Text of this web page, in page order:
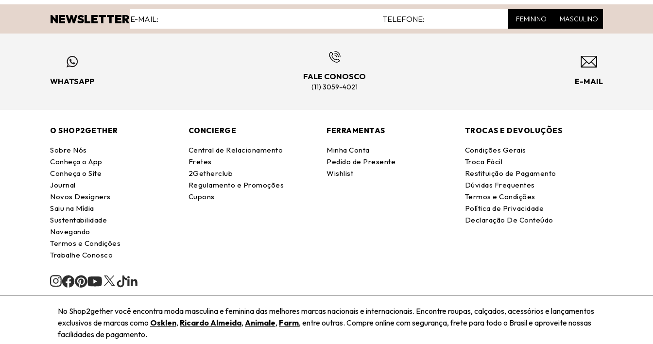
NEWSLETTER FEMININO MASCULINO
WHATSAPP
FALE CONOSCO
(11) 3059-4021
E-MAIL
O SHOP2GETHER
Sobre Nós
Conheça o App
Conheça o Site
Journal
Novos Designers
Saiu na Mídia
Sustentabilidade
Navegando
Termos e Condições
Trabalhe Conosco
CONCIERGE
Central de Relacionamento
Fretes
2Getherclub
Regulamento e Promoções
Cupons
FERRAMENTAS
Minha Conta
Pedido de Presente
Wishlist
TROCAS E DEVOLUÇÕES
Condições Gerais
Troca Fácil
Restituição de Pagamento
Dúvidas Frequentes
Termos e Condições
Política de Privacidade
Declaração De Conteúdo
No Shop2gether você encontra moda masculina e feminina das melhores marcas nacionais e internacionais. Encontre roupas, calçados, acessórios e lançamentos
exclusivos de marcas como Osklen, Ricardo Almeida, Animale, Farm, entre outras. Compre online com segurança, frete para todo o Brasil e aproveite nossas
facilidades de pagamento.